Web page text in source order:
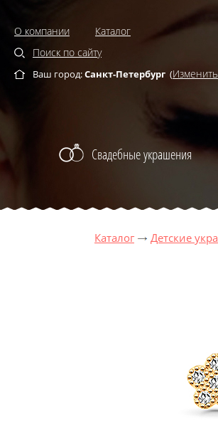
О компании
Каталог
Поиск по сайту
Ваш город:Санкт-Петербург (Изменить
Свадебные украшения
Каталог Детские